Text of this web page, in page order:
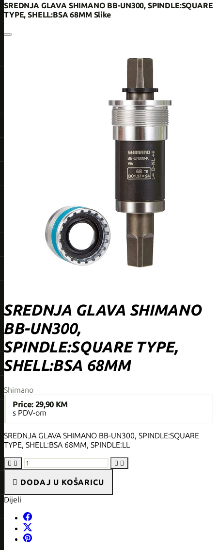
SREDNJA GLAVA SHIMANO BB-UN300, SPINDLE:SQUARE
TYPE, SHELL:BSA 68MM Slike
SREDNJA GLAVA SHIMANO
BB-UN300,
SPINDLE:SQUARE TYPE,
SHELL:BSA 68MM
Shimano
Price: 29,90 KM
s PDV-om
SREDNJA GLAVA SHIMANO BB-UN300, SPINDLE:SQUARE
TYPE, SHELL:BSA 68MM, SPINDLE:LL
   
 DODAJ U KOŠARICU
Dijeli